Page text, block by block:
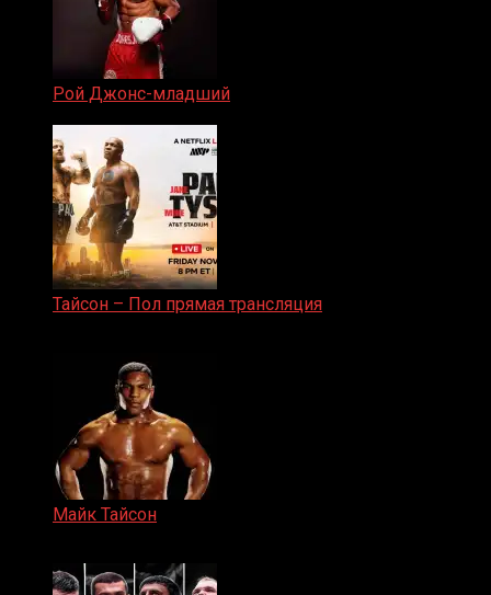
Рой Джонс-младший
Тайсон – Пол прямая трансляция
Майк Тайсон